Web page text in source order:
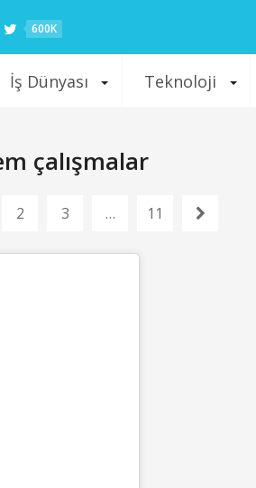
600K
İş Dünyası Teknoloji
çalışmalar
2 3 … 11